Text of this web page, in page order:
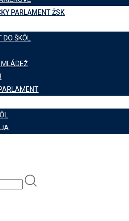
PARLAMENT ŽSK
DO ŠKÔL